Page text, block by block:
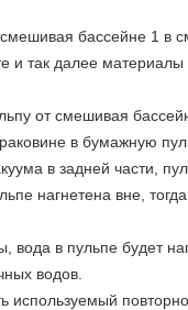
бассейне 1 в
и так далее
от смешивая
в бумажную
в задней части,
нагнетена вне,
в пульпе будет
водов.
используемый